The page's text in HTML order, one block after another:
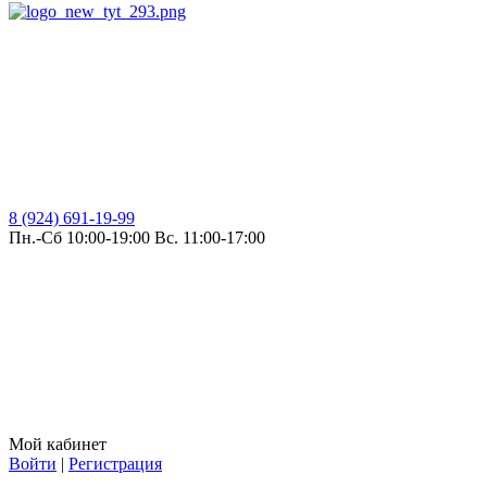
8 (924) 691-19-99
Пн.-Сб 10:00-19:00 Вс. 11:00-17:00
Мой кабинет
Войти | Регистрация